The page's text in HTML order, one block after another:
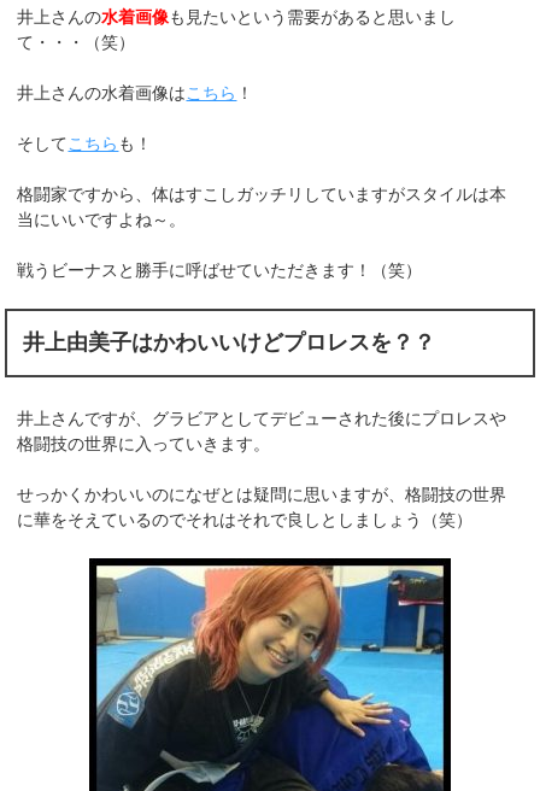
井上さんの水着画像も見たいという需要があると思いまし
て・・・（笑）
井上さんの水着画像はこちら ！
そしてこちら も！
格闘家ですから、体はすこしガッチリしていますがスタイルは本
当にいいですよね～。
戦うビーナスと勝手に呼ばせていただきます！（笑）
井上由美子はかわいいけどプロレスを？？
井上さんですが、グラビアとしてデビューされた後にプロレスや
格闘技の世界に入っていきます。
せっかくかわいいのになぜとは疑問に思いますが、格闘技の世界
に華をそえているのでそれはそれで良しとしましょう（笑）